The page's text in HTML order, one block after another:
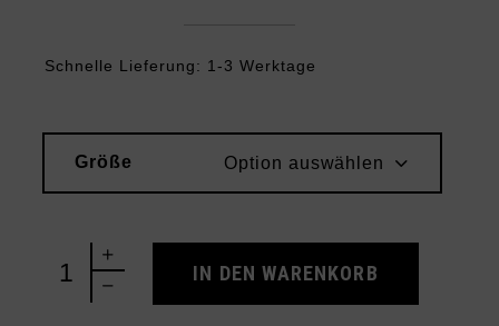
Schnelle Lieferung: 1-3 Werktage
Größe Option auswählen
adidas BW Army Lux White Gum quantity
IN DEN WARENKORB